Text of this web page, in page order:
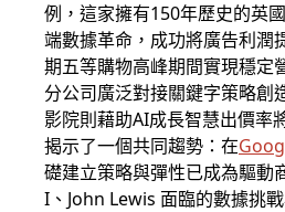
例，這家擁有150年歷史的英
端數據革命，成功將廣告利潤
期五等購物高峰期間實現穩定
分公司廣泛對接關鍵字策略創
影院則藉助AI成長智慧出價率
揭示了一個共同趨勢：在
礎建立策略與彈性已成為驅動
I、John Lewis 面臨的數據挑